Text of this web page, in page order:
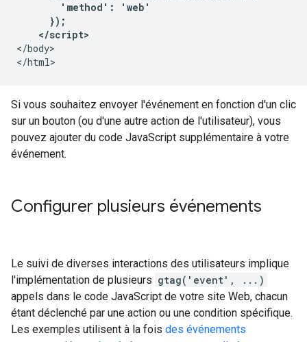
        'method': 'web'
      });
    </script>
</body>
Si vous souhaitez envoyer l'événement en fonction d'un clic
sur un bouton (ou d'une autre action de l'utilisateur), vous
pouvez ajouter du code JavaScript supplémentaire à votre
événement.
Configurer plusieurs événements
Le suivi de diverses interactions des utilisateurs implique
l'implémentation de plusieurs gtag('event', ...)
appels dans le code JavaScript de votre site Web, chacun
étant déclenché par une action ou une condition spécifique.
Les exemples utilisent à la fois des événements